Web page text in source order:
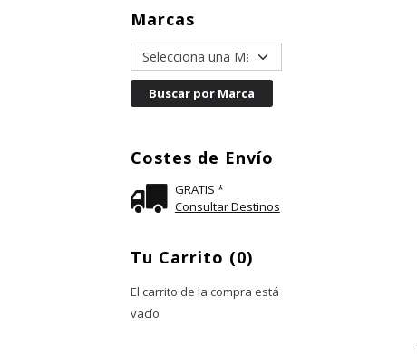
Marcas
Costes de Envío
GRATIS *
Consultar Destinos
Tu Carrito (0)
El carrito de la compra está
vacío